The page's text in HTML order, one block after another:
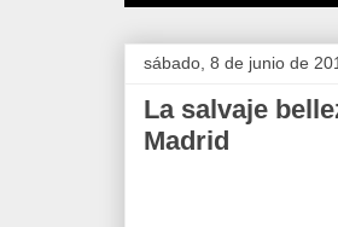
sábado, 8 de junio de
La salvaje
Madrid